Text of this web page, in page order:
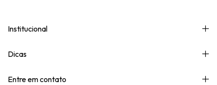
Institucional
Dicas
Entre em contato